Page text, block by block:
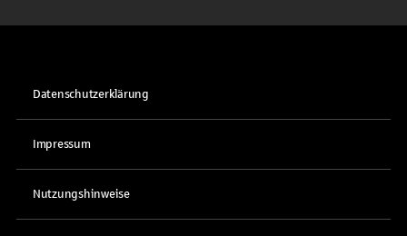
Datenschutzerklärung
Impressum
Nutzungshinweise